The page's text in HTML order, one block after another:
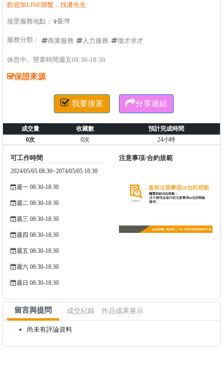
歡迎加LINE聯繫，找潘先生
接受服務地點： 臺灣
服務分類： 商業服務 人力服務 徵才求才
休息中。營業時間週五08:30-18:30
保證來源
 我要接案 分享連結
成交量 收藏數
預計完成時間
0次
0次 24小時
可工作時間
2024/05/05 08:30~2074/05/05 18:30
週一 08:30-18:30
週二 08:30-18:30
週三 08:30-18:30
週四 08:30-18:30
週五 08:30-18:30
週六 08:30-18:30
週日 08:30-18:30
注意事項/合約規範
留言與提問 成交紀錄 作品成果展示
尚未有評論資料